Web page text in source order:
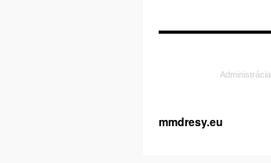
Administrácia
mmdresy.eu